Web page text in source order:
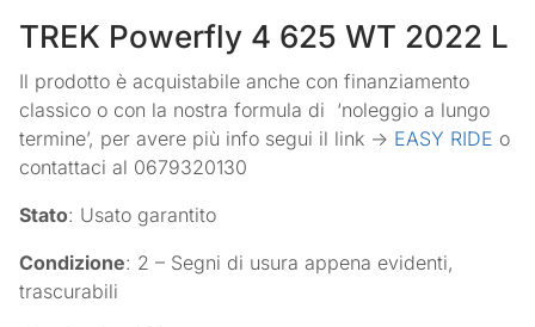
TREK Powerfly 4 625 WT 2022 L
Il prodotto è acquistabile anche con finanziamento
classico o con la nostra formula di ‘noleggio a lungo
termine’, per avere più info segui il link -> EASY RIDE o
contattaci al 0679320130
Stato: Usato garantito
Condizione: 2 – Segni di usura appena evidenti,
trascurabili